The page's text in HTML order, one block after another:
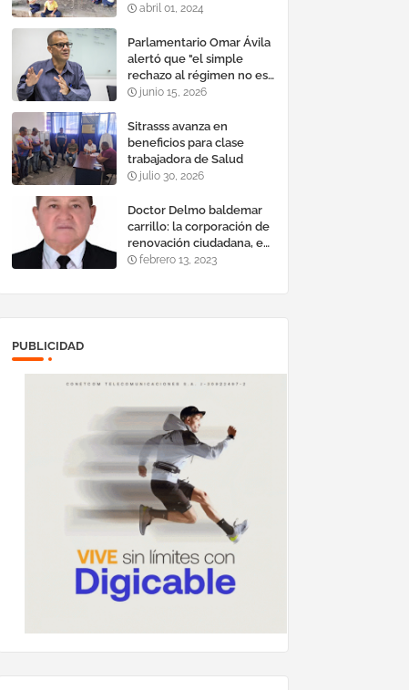
abril 01, 2024
Parlamentario Omar Ávila
alertó que "el simple
rechazo al régimen no es
suficiente para lograr un
efectivo"
junio 15, 2026
Sitrasss avanza en
beneficios para clase
trabajadora de Salud
julio 30, 2026
Doctor Delmo baldemar
carrillo: la corporación de
renovación ciudadana, es
un banco mundial de
febrero 13, 2023
PUBLICIDAD